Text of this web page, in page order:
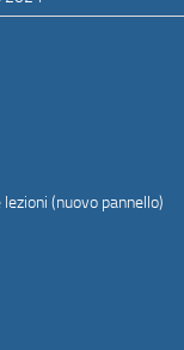
(nuovo pannello)